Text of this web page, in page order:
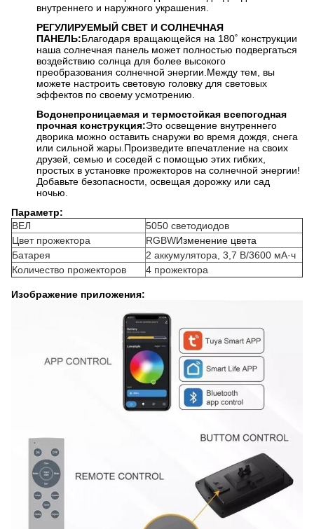
внутреннего и наружного украшения.
РЕГУЛИРУЕМЫЙ СВЕТ И СОЛНЕЧНАЯ
ПАНЕЛЬ:Благодаря вращающейся на 180˚ конструкции
наша солнечная панель может полностью подвергаться
воздействию солнца для более высокого
преобразования солнечной энергии.Между тем, вы
можете настроить световую головку для световых
эффектов по своему усмотрению.
Водонепроницаемая и термостойкая всепогодная
прочная конструкция:Это освещение внутреннего
дворика можно оставить снаружи во время дождя, снега
или сильной жары.Произведите впечатление на своих
друзей, семью и соседей с помощью этих гибких,
простых в установке прожекторов на солнечной энергии!
Добавьте безопасности, освещая дорожку или сад
ночью.
Параметр:
ВЕЛ
5050 светодиодов
Цвет прожектора
RGBWИзменение цвета
Батарея
2 аккумулятора, 3,7 В/3600 мА·ч
Количество прожекторов
4 прожектора
Изображение приложения: